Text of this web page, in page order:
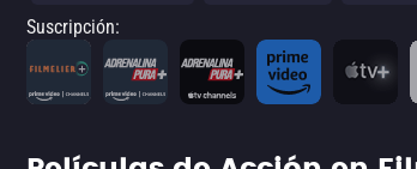
Suscripción: